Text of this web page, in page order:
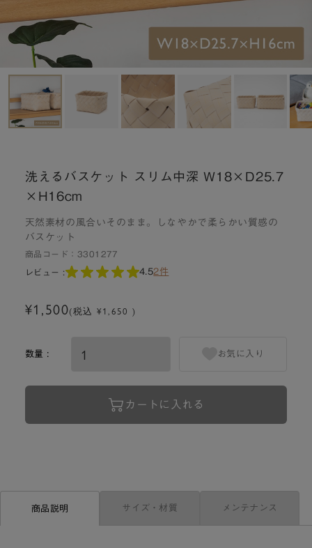
洗えるバスケット スリム中深 W18×D25.7
×H16cm
天然素材の風合いそのまま。しなやかで柔らかい質感の
バスケット
商品コード： 3301277
レビュー : 4.52件
¥1,500(税込 ¥1,650 )
数量 :
カートに入れる
お気に入り
商品説明 サイズ・材質 メンテナンス